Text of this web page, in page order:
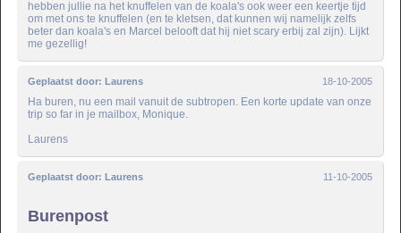
hebben jullie na het knuffelen van de koala's ook weer een keertje tijd
om met ons te knuffelen (en te kletsen, dat kunnen wij namelijk zelfs
beter dan koala's en Marcel belooft dat hij niet scary erbij zal zijn). Lijkt
me gezellig!
18-10-2005
Geplaatst door: Laurens
Ha buren, nu een mail vanuit de subtropen. Een korte update van onze
trip so far in je mailbox, Monique.
Laurens
11-10-2005
Geplaatst door: Laurens
Burenpost